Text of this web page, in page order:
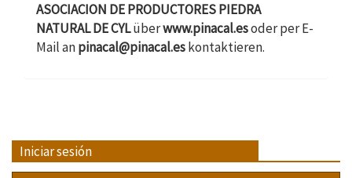
ASOCIACION DE PRODUCTORES PIEDRA
NATURAL DE CYLüberwww.pinacal.esoder per E-
Mail anpinacal@pinacal.eskontaktieren.
Iniciar sesión